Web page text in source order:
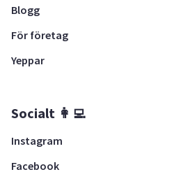
Blogg
För företag
Yeppar
Socialt 👩‍💻
Instagram
Facebook